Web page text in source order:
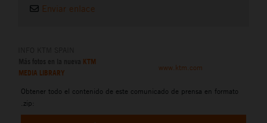
Enviar enlace
KTM
MEDIA LIBRARY
www.ktm.com
Obtener todo el contenido de este comunicado de prensa en formato
.zip: